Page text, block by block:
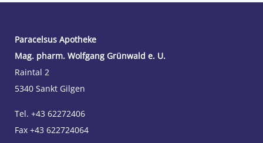
Paracelsus Apotheke
Mag. pharm. Wolfgang Grünwald e. U.
Raintal 2
5340 Sankt Gilgen
Tel. +43 62272406
Fax +43 622724064